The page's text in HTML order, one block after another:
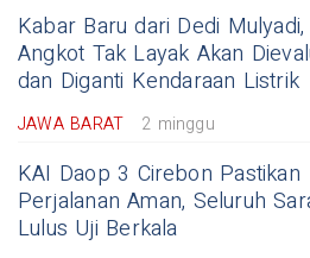
Kabar Baru dari Dedi Mulyadi,
Angkot Tak Layak Akan
dan Diganti Kendaraan Listrik
JAWA BARAT 2 minggu
KAI Daop 3 Cirebon Pastikan
Perjalanan Aman, Seluruh
Lulus Uji Berkala